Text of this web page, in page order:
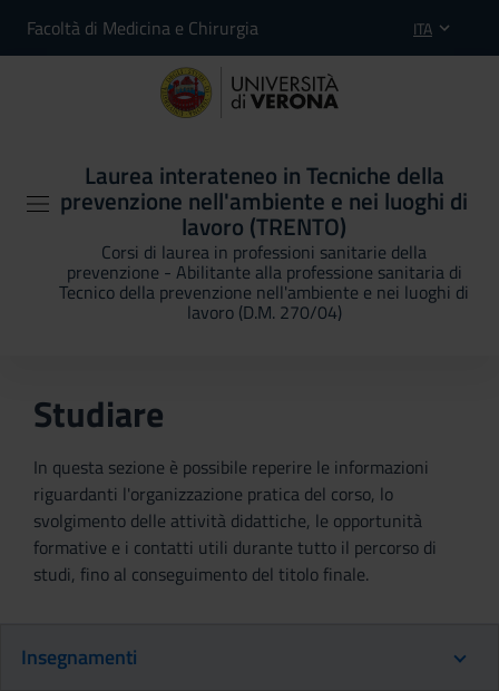
Facoltà di Medicina e Chirurgia ITA
Laurea interateneo in Tecniche della
prevenzione nell'ambiente e nei luoghi di
lavoro (TRENTO)
Corsi di laurea in professioni sanitarie della
prevenzione - Abilitante alla professione sanitaria di
Tecnico della prevenzione nell'ambiente e nei luoghi di
lavoro (D.M. 270/04)
Studiare
In questa sezione è possibile reperire le informazioni
riguardanti l'organizzazione pratica del corso, lo
svolgimento delle attività didattiche, le opportunità
formative e i contatti utili durante tutto il percorso di
studi, fino al conseguimento del titolo finale.
Insegnamenti